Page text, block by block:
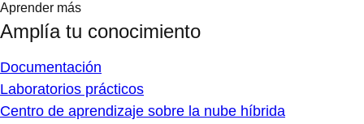
Aprender más
Amplía tu conocimiento
Documentación
Laboratorios prácticos
Centro de aprendizaje sobre la nube híbrida